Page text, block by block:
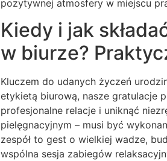
pozytywnej atmosfery w miejscu
Kiedy i jak
w biurze?
Kluczem do udanych życzeń
etykietą biurową, nasze gratulacje
profesjonalne relacje i uniknąć
pielęgnacyjnym – musi być
zespół to gest o wielkiej wadze,
wspólna sesja zabiegów